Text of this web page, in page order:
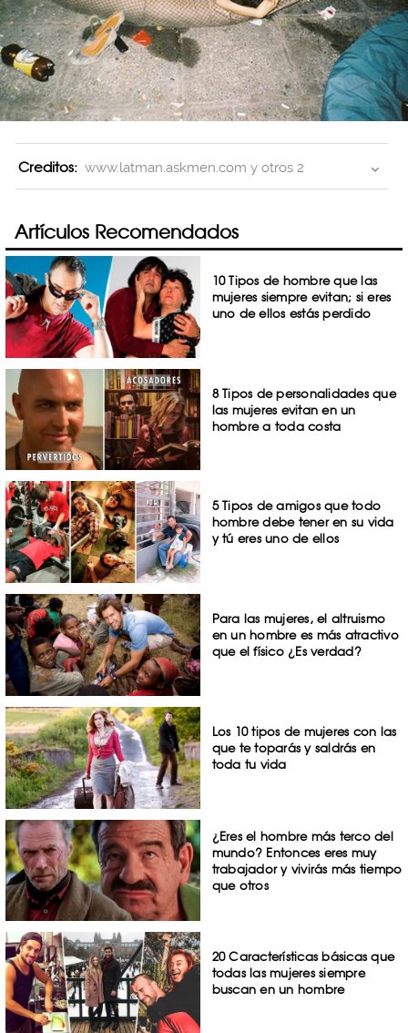
Creditos: www.latman.askmen.com y otros 2
Artículos Recomendados
10 Tipos de hombre que las
mujeres siempre evitan; si eres
uno de ellos estás perdido
8 Tipos de personalidades que
las mujeres evitan en un
hombre a toda costa
5 Tipos de amigos que todo
hombre debe tener en su vida
y tú eres uno de ellos
Para las mujeres, el altruismo
en un hombre es más atractivo
que el físico ¿Es verdad?
Los 10 tipos de mujeres con las
que te toparás y saldrás en
toda tu vida
¿Eres el hombre más terco del
mundo? Entonces eres muy
trabajador y vivirás más tiempo
que otros
20 Características básicas que
todas las mujeres siempre
buscan en un hombre